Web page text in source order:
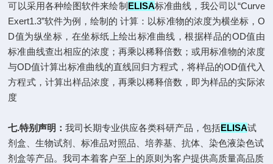
可以采用各种绘图软件来绘制 ELISA标准曲线，我公司以“Curve
Exert1.3”软件为例，绘制的 计算：以标准物的浓度为横坐标，O
D值为纵坐标，在坐标纸上绘出标准曲线，根据样品的OD值由
标准曲线查出相应的浓度；再乘以稀释倍数；或用标准物的浓度
与OD值计算出标准曲线的直线回归方程式，将样品的OD值代入
方程式，计算出样品浓度，再乘以稀释倍数，即为样品的实际浓
度
七.特别声明：我司长期专业供应各类科研产品，包括ELISA试
剂盒、生物试剂、标准品对照品、培养基、抗体、染色液染色试
剂盒等产品。我司本着客户至上的原则为客户提供高质量高品质